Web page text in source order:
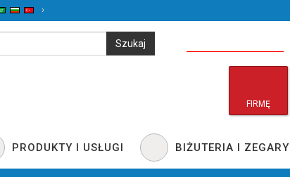
›
FIRMĘ
PRODUKTY I USŁUGI BIŻUTERIA I ZEGARY